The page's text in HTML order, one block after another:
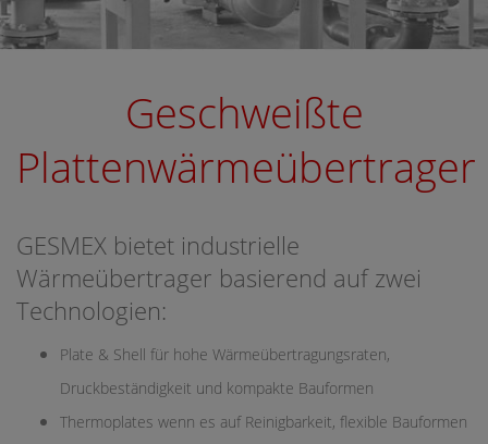
Geschweißte
Plattenwärmeübertrager
GESMEX bietet industrielle
Wärmeübertrager basierend auf zwei
Technologien:
Plate & Shell für hohe Wärmeübertragungsraten,
Druckbeständigkeit und kompakte Bauformen
Thermoplates wenn es auf Reinigbarkeit, flexible Bauformen